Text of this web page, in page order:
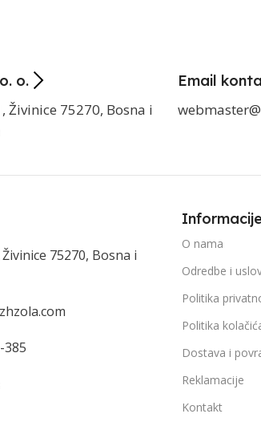
o.
Živinice 75270, Bosna i
Email
75270, Bosna i
385
Informacije
O nama
Odredbe i
Politika
Politika
Dostava i
Reklamacije
Kontakt